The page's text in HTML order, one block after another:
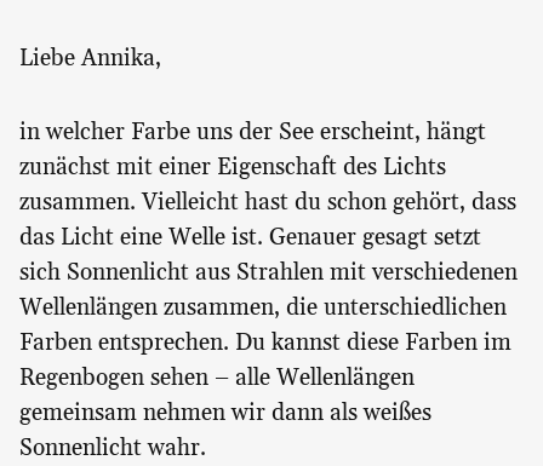
Liebe Annika,
in welcher Farbe uns der See erscheint, hängt
zunächst mit einer Eigenschaft des Lichts
zusammen. Vielleicht hast du schon gehört, dass
das Licht eine Welle ist. Genauer gesagt setzt
sich Sonnenlicht aus Strahlen mit verschiedenen
Wellenlängen zusammen, die unterschiedlichen
Farben entsprechen. Du kannst diese Farben im
Regenbogen sehen – alle Wellenlängen
gemeinsam nehmen wir dann als weißes
Sonnenlicht wahr.